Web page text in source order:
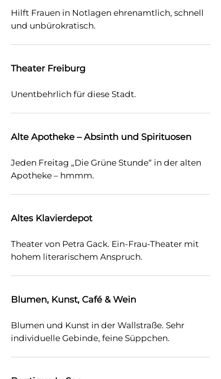
Hilft Frauen in Notlagen ehrenamtlich, schnell
und unbürokratisch.
Theater Freiburg
Unentbehrlich für diese Stadt.
Alte Apotheke – Absinth und Spirituosen
Jeden Freitag „Die Grüne Stunde“ in der alten
Apotheke – hmmm.
Altes Klavierdepot
Theater von Petra Gack. Ein-Frau-Theater mit
hohem literarischem Anspruch.
Blumen, Kunst, Café & Wein
Blumen und Kunst in der Wallstraße. Sehr
individuelle Gebinde, feine Süppchen.